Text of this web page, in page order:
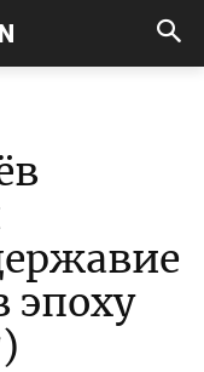
эпоху